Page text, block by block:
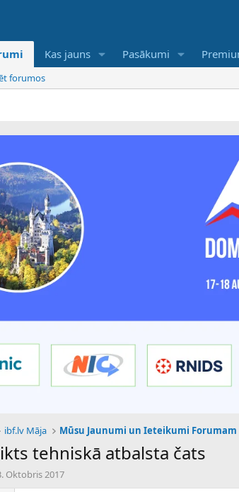
Kas jauns Pasākumi
forumos
IBF
ibf.lv Māja Mūsu Jaunumi un Ieteikumi Forumam
tehniskā atbalsta čats
Oktobris 2017